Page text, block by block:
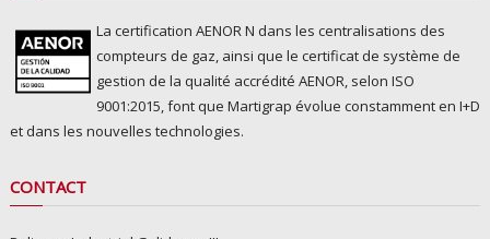
La certification AENOR N dans les centralisations des
compteurs de gaz, ainsi que le certificat de système de
gestion de la qualité accrédité AENOR, selon ISO
9001:2015, font que Martigrap évolue constamment en I+D
et dans les nouvelles technologies.
CONTACT